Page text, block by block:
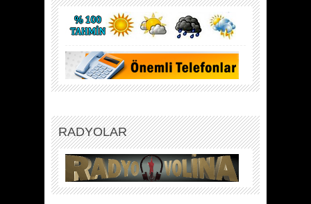
RADYOLAR